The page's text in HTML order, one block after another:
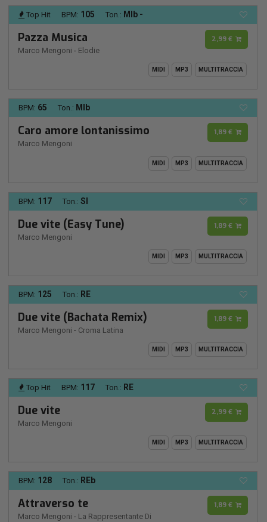
Top Hit BPM: 105 Ton.: MIb -
Pazza Musica
Marco Mengoni - Elodie
2,99 €
MIDI MP3 MULTITRACCIA
BPM: 65 Ton.: MIb
Caro amore lontanissimo
Marco Mengoni
1,89 €
MIDI MP3 MULTITRACCIA
BPM: 117 Ton.: SI
Due vite (Easy Tune)
Marco Mengoni
1,89 €
MIDI MP3 MULTITRACCIA
BPM: 125 Ton.: RE
Due vite (Bachata Remix)
Marco Mengoni - Croma Latina
1,89 €
MIDI MP3 MULTITRACCIA
Top Hit BPM: 117 Ton.: RE
Due vite
Marco Mengoni
2,99 €
MIDI MP3 MULTITRACCIA
BPM: 128 Ton.: REb
Attraverso te
Marco Mengoni - La Rappresentante Di
1,89 €